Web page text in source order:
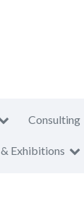
Consulting
Exhibitions